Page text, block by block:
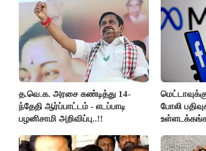
த.வெ.க. அரசை கண்டித்து 14-
ந்தேதி ஆர்ப்பாட்டம் - எடப்பாடி
பழனிசாமி அறிவிப்பு..!!
போலி